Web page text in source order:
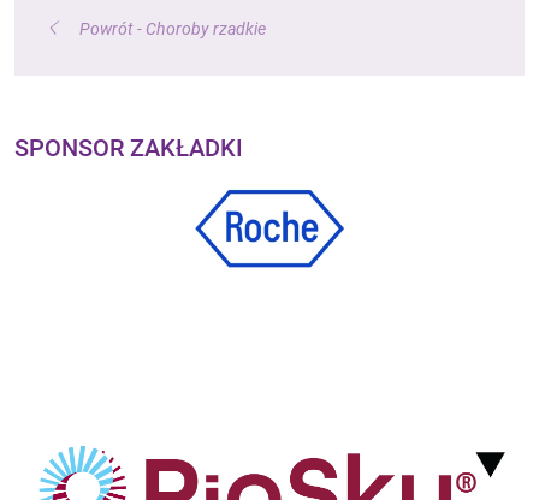
Powrót - Choroby rzadkie
SPONSOR ZAKŁADKI